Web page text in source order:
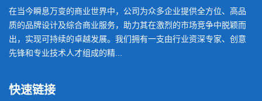
在当今瞬息万变的商业世界中，公司为众多企业提供全方位、高品
质的品牌设计及综合商业服务，助力其在激烈的市场竞争中脱颖而
出，实现可持续的卓越发展。我们拥有一支由行业资深专家、创意
先锋和专业技术人才组成的精...
快速链接